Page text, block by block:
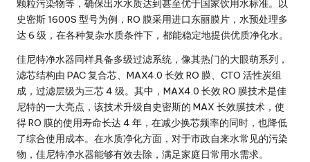
颗粒污染物等，确保出水水质达到甚至优于国家饮用水标准。以
史密斯 1600S 型号为例，RO 膜采用进口东丽膜片，水预处理多
达 6 级，在各种复杂水质条件下，都能稳定地提供优质净化水。
佳尼特净水器同样具备多级过滤系统，像其热门的大眼萌系列，
滤芯结构由 PAC 复合芯、MAX4.0 长效 RO 膜、CTO 活性炭组
成，过滤层级为三芯 4 级。其中，MAX4.0 长效 RO 膜技术是佳
尼特的一大亮点，该技术升级自史密斯的 MAX 长效膜技术，使
得 RO 膜的使用寿命长达 4 年，在减少换芯频率的同时，也降低
了综合使用成本。在水质净化方面，对于市政自来水常见的污染
物，佳尼特净水器能够有效去除，满足家庭日常用水需求。